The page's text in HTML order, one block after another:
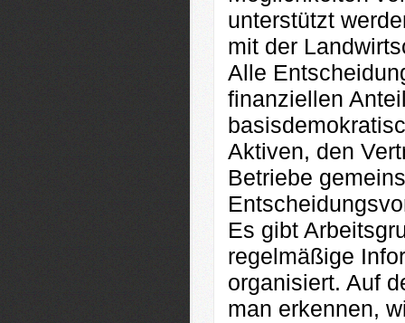
unterstützt
mit der
Alle
finanziellen
Aktiven, den
Betriebe
Es gibt
regelmäßige
organisiert. Auf
man erkennen,